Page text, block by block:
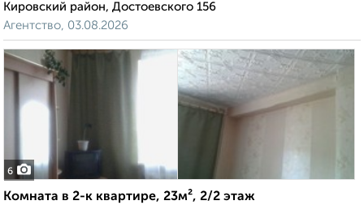
Кировский район, Достоевского 156
Агентство, 03.08.2026
6
Комната в 2-к квартире, 23м², 2/2 этаж